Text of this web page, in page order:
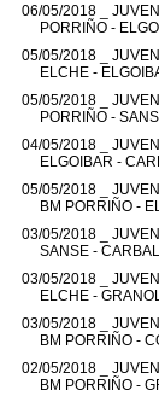
06/05/2018 _
PORRIÑO -
05/05/2018 _
ELCHE -
05/05/2018 _
PORRIÑO -
04/05/2018 _
ELGOIBAR -
05/05/2018 _
BM PORRIÑO -
03/05/2018 _
SANSE -
03/05/2018 _
ELCHE -
03/05/2018 _
BM PORRIÑO -
02/05/2018 _
BM PORRIÑO -